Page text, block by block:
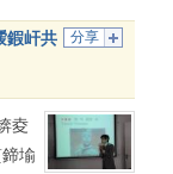
分享
鍜屽共
夌
堬